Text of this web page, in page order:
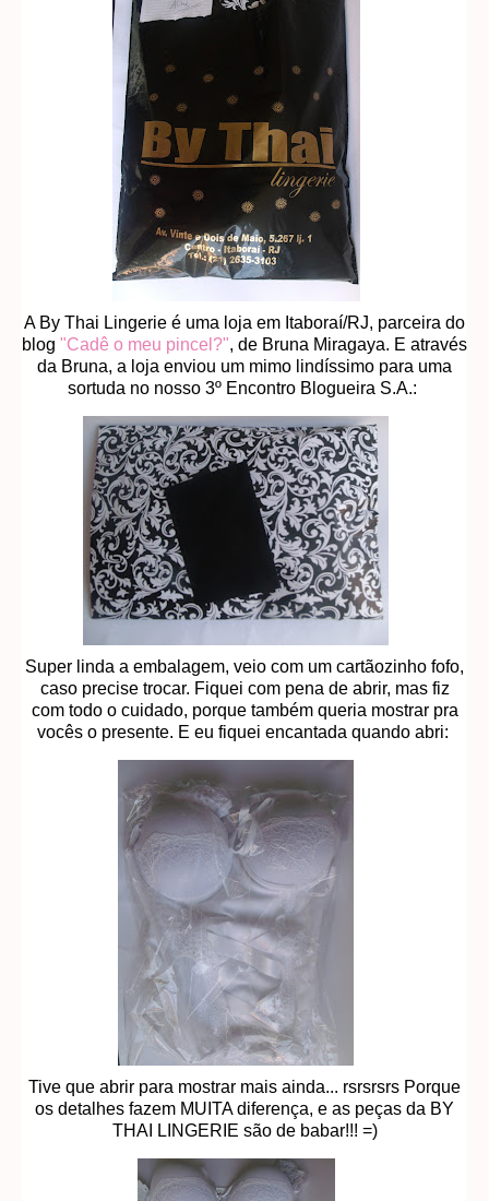
A By Thai Lingerie é uma loja em Itaboraí/RJ, parceira do
blog "Cadê o meu pincel?", de Bruna Miragaya. E através
da Bruna, a loja enviou um mimo lindíssimo para uma
sortuda no nosso 3º Encontro Blogueira S.A.:
Super linda a embalagem, veio com um cartãozinho fofo,
caso precise trocar. Fiquei com pena de abrir, mas fiz
com todo o cuidado, porque também queria mostrar pra
vocês o presente. E eu fiquei encantada quando abri:
Tive que abrir para mostrar mais ainda... rsrsrsrs Porque
os detalhes fazem MUITA diferença, e as peças da BY
THAI LINGERIE são de babar!!! =)